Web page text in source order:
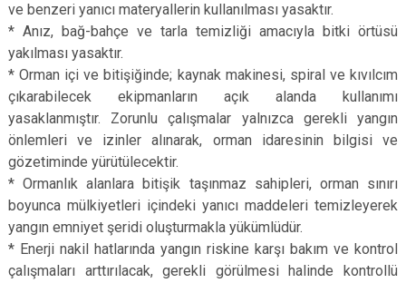
ve benzeri yanıcı materyallerin kullanılması yasaktır.
* Anız, bağ-bahçe ve tarla temizliği amacıyla bitki örtüsü
yakılması yasaktır.
* Orman içi ve bitişiğinde; kaynak makinesi, spiral ve kıvılcım
çıkarabilecek ekipmanların açık alanda kullanımı
yasaklanmıştır. Zorunlu çalışmalar yalnızca gerekli yangın
önlemleri ve izinler alınarak, orman idaresinin bilgisi ve
gözetiminde yürütülecektir.
* Ormanlık alanlara bitişik taşınmaz sahipleri, orman sınırı
boyunca mülkiyetleri içindeki yanıcı maddeleri temizleyerek
yangın emniyet şeridi oluşturmakla yükümlüdür.
* Enerji nakil hatlarında yangın riskine karşı bakım ve kontrol
çalışmaları arttırılacak, gerekli görülmesi halinde kontrollü